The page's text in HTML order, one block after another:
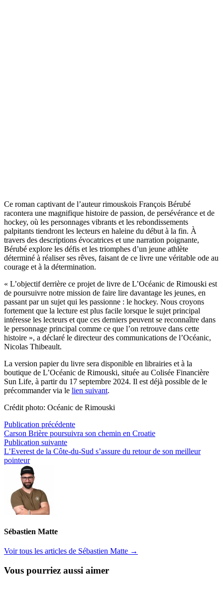
Ce roman captivant de l’auteur rimouskois François Bérubé
racontera une magnifique histoire de passion, de persévérance et de
hockey, où les personnages vibrants et les rebondissements
palpitants tiendront les lecteurs en haleine du début à la fin. À
travers des descriptions évocatrices et une narration poignante,
Bérubé explore les défis et les triomphes d’un jeune athlète
déterminé à réaliser ses rêves, faisant de ce livre une véritable ode au
courage et à la détermination.
« L’objectif derrière ce projet de livre de L’Océanic de Rimouski est
de poursuivre notre mission de faire lire davantage les jeunes, en
passant par un sujet qui les passionne : le hockey. Nous croyons
fortement que la lecture est plus facile lorsque le sujet principal
intéresse les lecteurs et que ces derniers peuvent se reconnaître dans
le personnage principal comme ce que l’on retrouve dans cette
histoire », a déclaré le directeur des communications de l’Océanic,
Nicolas Thibeault.
La version papier du livre sera disponible en librairies et à la
boutique de L’Océanic de Rimouski, située au Colisée Financière
Sun Life, à partir du 17 septembre 2024. Il est déjà possible de le
précommander via le lien suivant.
Crédit photo: Océanic de Rimouski
Navigation
de
l’article
Publication précédentePublication
précédente :
Carson Brière poursuivra son chemin en Croatie
Publication suivantePublication
suivante :
L’Everest de la Côte-du-Sud s’assure du retour de son meilleur
pointeur
Sébastien Matte
Voir tous les articles de Sébastien Matte →
Vous pourriez aussi aimer